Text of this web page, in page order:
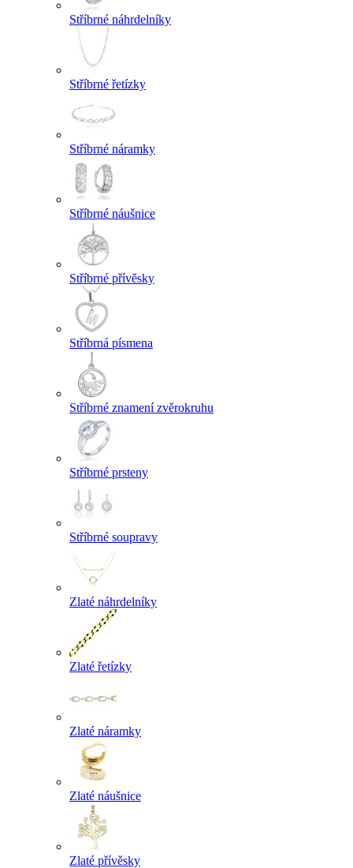
Stříbrné náhrdelníky
Stříbrné řetízky
Stříbrné náramky
Stříbrné náušnice
Stříbrné přívěsky
Stříbrná písmena
Stříbrné znamení zvěrokruhu
Stříbrné prsteny
Stříbrné soupravy
Zlaté náhrdelníky
Zlaté řetízky
Zlaté náramky
Zlaté náušnice
Zlaté přívěsky